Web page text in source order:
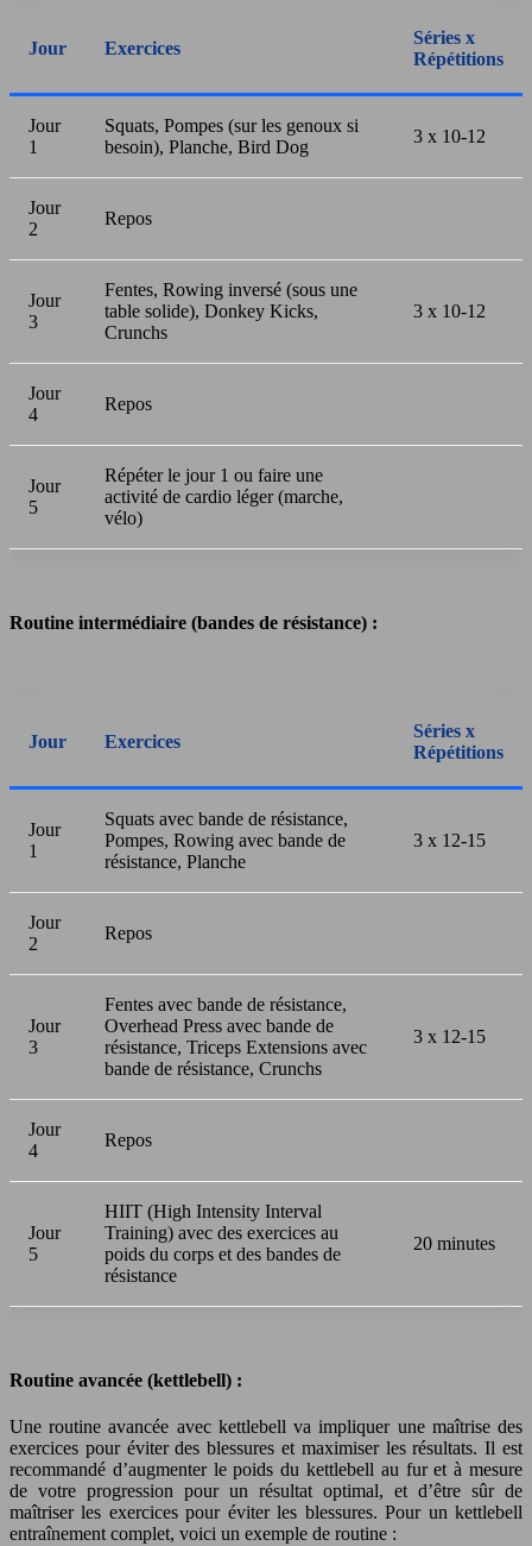
Jour Exercices
Séries x
Répétitions
Jour
1
Squats, Pompes (sur les genoux si
besoin), Planche, Bird Dog
3 x 10-12
Jour
2
Repos
Jour
3
Fentes, Rowing inversé (sous une
table solide), Donkey Kicks,
Crunchs
3 x 10-12
Jour
4
Repos
Jour
5
Répéter le jour 1 ou faire une
activité de cardio léger (marche,
vélo)
Routine intermédiaire (bandes de résistance) :
Jour Exercices
Séries x
Répétitions
Jour
1
Squats avec bande de résistance,
Pompes, Rowing avec bande de
résistance, Planche
3 x 12-15
Jour
2
Repos
Jour
3
Fentes avec bande de résistance,
Overhead Press avec bande de
résistance, Triceps Extensions avec
bande de résistance, Crunchs
3 x 12-15
Jour
4
Repos
Jour
5
HIIT (High Intensity Interval
Training) avec des exercices au
poids du corps et des bandes de
résistance
20 minutes
Routine avancée (kettlebell) :
Une routine avancée avec kettlebell va impliquer une maîtrise des
exercices pour éviter des blessures et maximiser les résultats. Il est
recommandé d’augmenter le poids du kettlebell au fur et à mesure
de votre progression pour un résultat optimal, et d’être sûr de
maîtriser les exercices pour éviter les blessures. Pour un kettlebell
entraînement complet, voici un exemple de routine :